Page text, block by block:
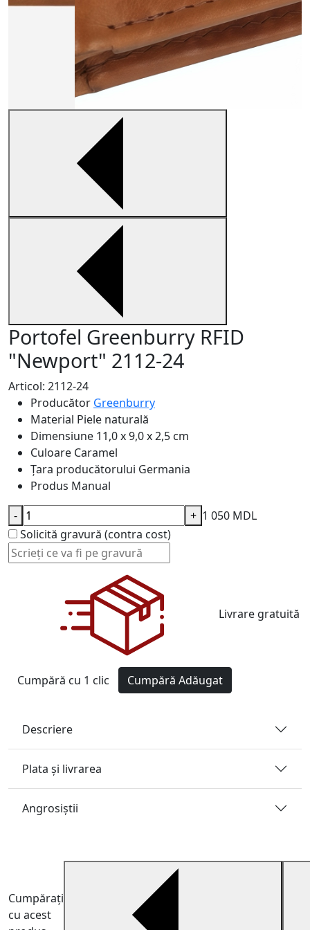
Portofel Greenburry RFID
"Newport" 2112-24
Articol: 2112-24
Producător Greenburry
Material Piele naturală
Dimensiune 11,0 x 9,0 x 2,5 cm
Culoare Caramel
Țara producătorului Germania
Produs Manual
1 050 MDL
Solicită gravură (contra cost)
- +
Livrare gratuită
Cumpără cu 1 clic Cumpără Adăugat
Descriere
Plata și livrarea
Angrosiştii
Cumpărați
cu acest